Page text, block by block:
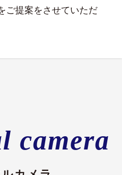
ご提案をさせていただ
camera